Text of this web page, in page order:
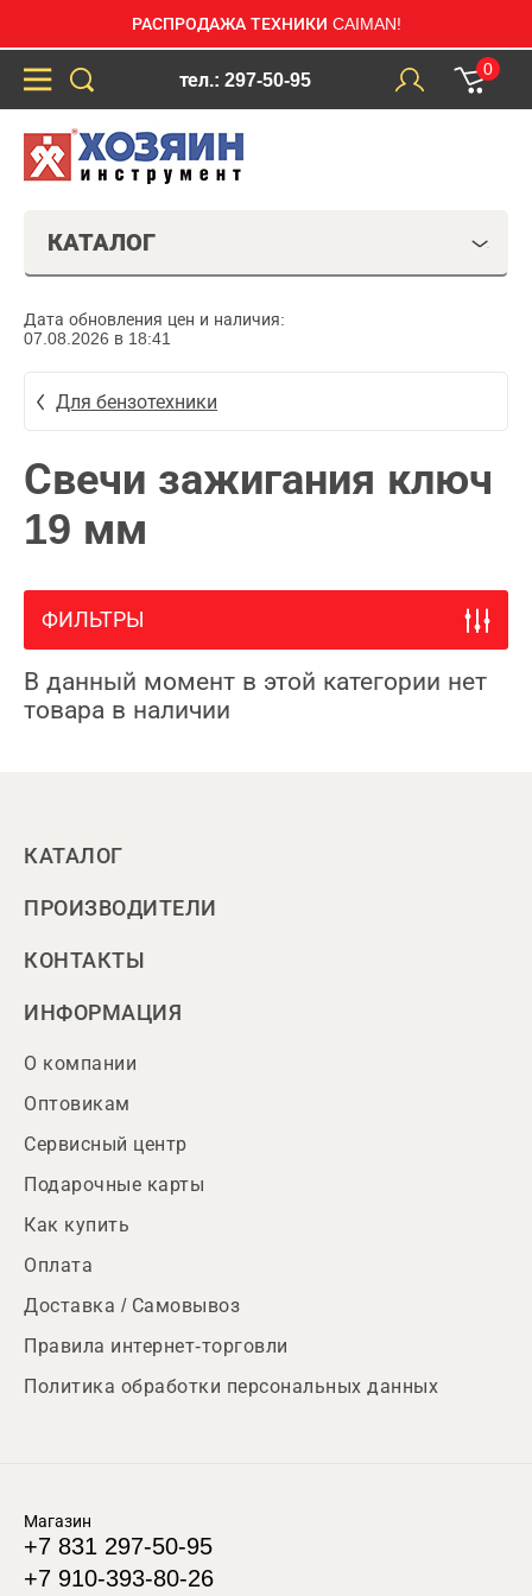
РАСПРОДАЖА ТЕХНИКИ CAIMAN!
тел.: 297-50-95
0
КАТАЛОГ
Дата обновления цен и наличия:
07.08.2026 в 18:41
Для бензотехники
Свечи зажигания ключ
19 мм
ФИЛЬТРЫ
В данный момент в этой категории нет
товара в наличии
КАТАЛОГ
ПРОИЗВОДИТЕЛИ
КОНТАКТЫ
ИНФОРМАЦИЯ
О компании
Оптовикам
Сервисный центр
Подарочные карты
Как купить
Оплата
Доставка / Самовывоз
Правила интернет-торговли
Политика обработки персональных данных
Магазин
+7 831 297-50-95
+7 910-393-80-26